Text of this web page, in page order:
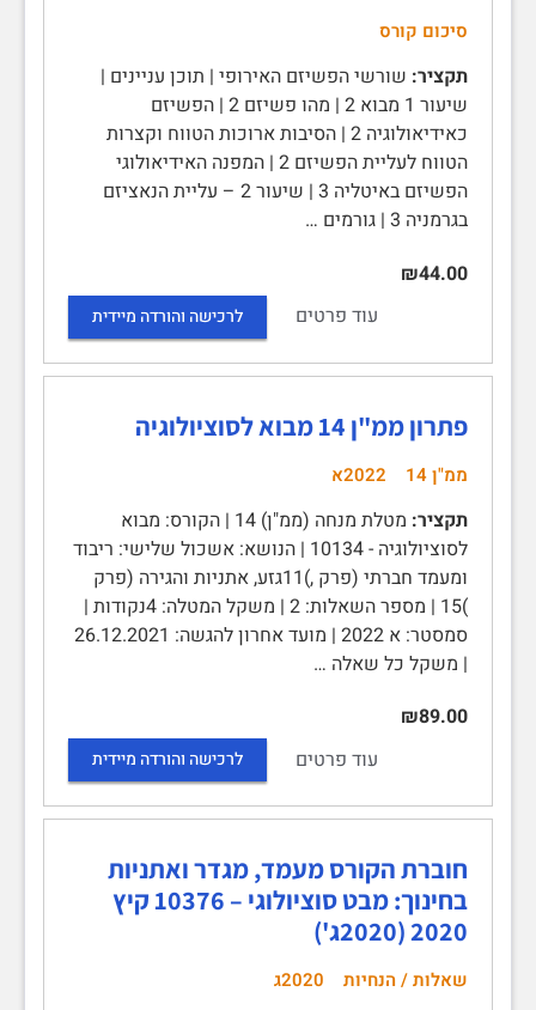
סיכום קורס
תקציר: שורשי הפשיזם האירופי | תוכן עניינים |
שיעור 1 מבוא 2 | מהו פשיזם 2 | הפשיזם
כאידיאולוגיה 2 | הסיבות ארוכות הטווח וקצרות
הטווח לעליית הפשיזם 2 | המפנה האידיאולוגי
הפשיזם באיטליה 3 | שיעור 2 – עליית הנאציזם
בגרמניה 3 | גורמים …
₪44.00
עוד פרטים
לרכישה והורדה מיידית
פתרון ממ"ן 14 מבוא לסוציולוגיה
ממ"ן 14 2022א
תקציר:
מטלת מנחה (ממ"ן) 14 | הקורס: מבוא
לסוציולוגיה - 10134 | הנושא: אשכול שלישי: ריבוד
ומעמד חברתי (פרק ,)11גזע, אתניות והגירה (פרק
)15 | מספר השאלות: 2 | משקל המטלה: 4נקודות |
סמסטר: א 2022 | מועד אחרון להגשה: 26.12.2021
| משקל כל שאלה …
₪89.00
עוד פרטים
לרכישה והורדה מיידית
חוברת הקורס מעמד, מגדר ואתניות
בחינוך: מבט סוציולוגי – 10376 קיץ
2020 (2020ג')
שאלות / הנחיות 2020ג